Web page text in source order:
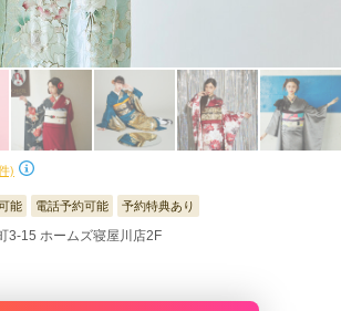
)
能 電話予約可能 予約特典あり
3-15 ホームズ寝屋川店2F